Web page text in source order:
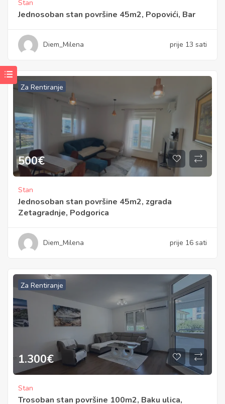
Stan
Jednosoban stan površine 45m2, Popovići, Bar
Diem_Milena prije 13 sati
Za Rentiranje
500€
Stan
Jednosoban stan površine 45m2, zgrada
Zetagradnje, Podgorica
Diem_Milena prije 16 sati
Za Rentiranje
1.300€
Stan
Trosoban stan površine 100m2, Baku ulica,